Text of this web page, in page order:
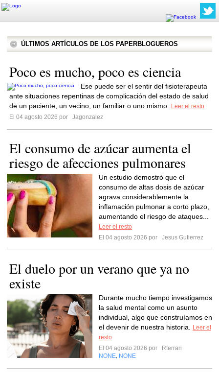
ÚLTIMOS ARTÍCULOS DE LOS PAPERBLOGUEROS
Poco es mucho, poco es ciencia
Ese puede ser el sentir del fisioterapeuta
ante situaciones repentinas de complicación del estado de salud
de un paciente, un vecino, un familiar o uno mismo.
Leer el resto
El 04 agosto 2026 por
Jagonzalez
El consumo de azúcar aumenta el
riesgo de afecciones pulmonares
Un estudio demostró que el
consumo de altas dosis de azúcar
agrava considerablemente la
inflamación pulmonar a corto plazo,
aumentando el riesgo de ataques...
Leer el resto
El 04 agosto 2026 por
Jesus Gutierrez
El duelo por un verano que ya no
existe
Durante mucho tiempo investigamos
la salud mental como un asunto
individual, algo que construíamos en
el devenir de nuestra historia.
Leer el
resto
El 04 agosto 2026 por
Rferrari
NONE NONE